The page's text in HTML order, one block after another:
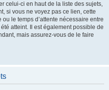
celui-ci en haut de la liste des sujets,
si vous ne voyez pas ce lien, cette
le temps d’attente nécessaire entre
atteint. Il est également possible de
mais assurez-vous de le faire